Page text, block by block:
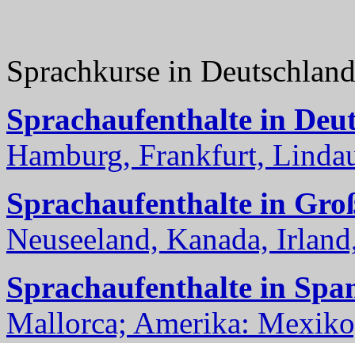
Sprachkurse in
Sprachaufenthalte in
Hamburg, Frankfurt,
Sprachaufenthalte in
Neuseeland, Kanada,
Sprachaufenthalte in
Mallorca; Amerika: